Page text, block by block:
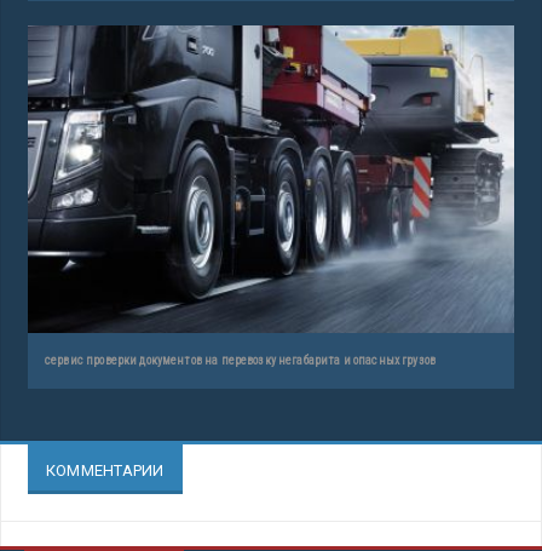
сервис проверки документов на перевозку негабарита и опасных грузов
КОММЕНТАРИИ